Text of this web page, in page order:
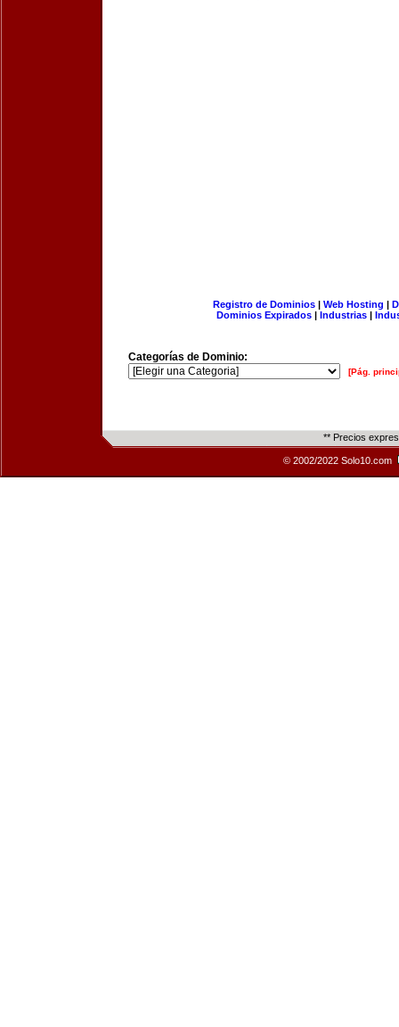
Registro de Dominios| Web Hosting |
Dominios Expirados | Industrias |
Categorías de Dominio:
[Pág.
** Precios
© 2002/2022 Solo10.com